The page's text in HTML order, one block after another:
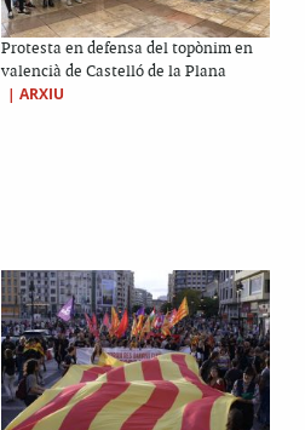
Protesta en defensa del topònim en
valencià de Castelló de la Plana
| ARXIU